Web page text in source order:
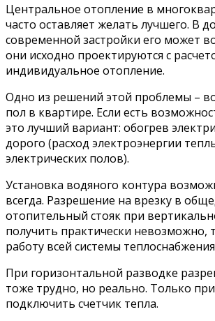
Центральное отопление в
часто оставляет желать лучшего. В
современной застройки его может
они исходно проектируются с
индивидуальное отопление.
Одно из решений этой проблемы –
пол в квартире. Если есть
это лучший вариант: обогрев
дорого (расход электроэнергии
электрических полов).
Установка водяного контура
всегда. Разрешение на врезку в
отопительный стояк при
получить практически невозможно,
работу всей системы
При горизонтальной разводке
тоже трудно, но реально. Только
подключить счетчик тепла.